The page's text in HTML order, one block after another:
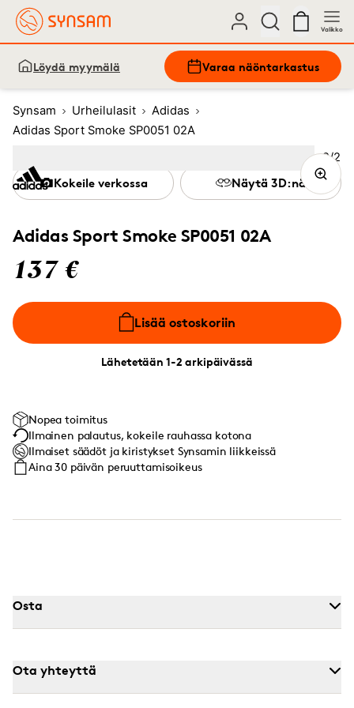
Valikko
Löydä myymälä Varaa näöntarkastus
Synsam Urheilulasit
Adidas
Adidas Sport Smoke SP0051 02A
Adidas Sport Smoke SP0051 02A
137 €
Lisää ostoskoriin
Lähetetään 1-2 arkipäivässä
Kokeile verkossa Näytä 3D:nä
Nopea toimitus
Ilmainen palautus, kokeile rauhassa kotona
Ilmaiset säädöt ja kiristykset Synsamin liikkeissä
Aina 30 päivän peruuttamisoikeus
Kuva
2/2
(Current image)
Osta
Ota yhteyttä